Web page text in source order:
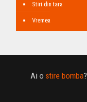
Stiri din tara
Vremea
Ai o stire bomba?